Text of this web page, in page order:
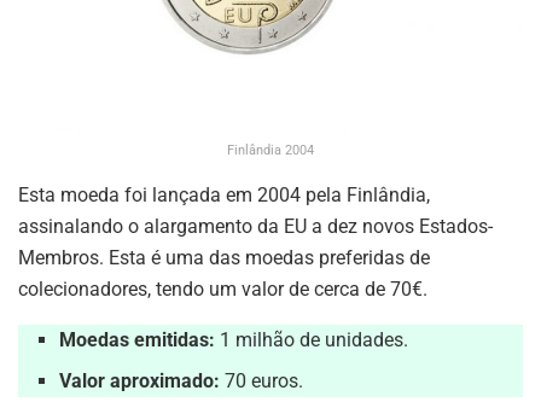
Finlândia 2004
Esta moeda foi lançada em 2004 pela Finlândia,
assinalando o alargamento da EU a dez novos Estados-
Membros. Esta é uma das moedas preferidas de
colecionadores, tendo um valor de cerca de 70€.
Moedas emitidas: 1 milhão de unidades.
Valor aproximado: 70 euros.